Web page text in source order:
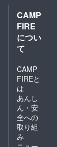
CAMP
FIRE
につい
て
CAMP
FIREと
は
あんし
ん・安
全への
取り組
み